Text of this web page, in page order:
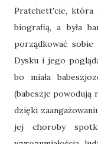
Pratchett'cie, która
biografią, a była
porządkować
Dysku i jego
bo miała
(babeszje powodują
dzięki
jej choroby